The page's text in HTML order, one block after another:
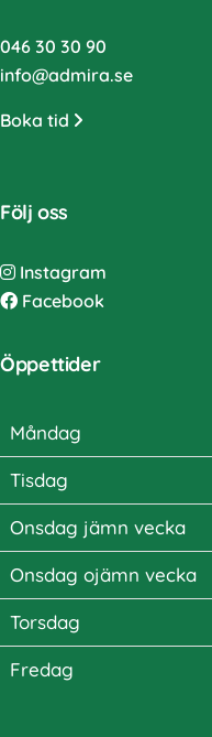
046 30 30 90
info@admira.se
Boka tid
Följ oss
Instagram
Facebook
Öppettider
Måndag
Tisdag
Onsdag jämn vecka
Onsdag ojämn vecka
Torsdag
Fredag